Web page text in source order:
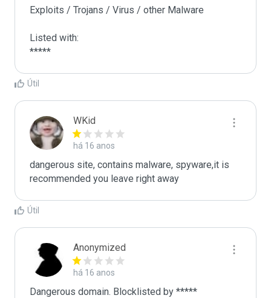
Exploits / Trojans / Virus / other Malware
Listed with:
Útil
WKid
há 16 anos
dangerous site, contains malware, spyware,it is
recommended you leave right away
Útil
Anonymized
há 16 anos
Dangerous domain. Blocklisted by *****